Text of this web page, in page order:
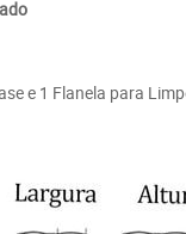
e 1 Flanela para